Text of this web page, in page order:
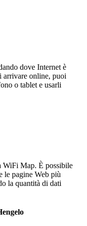
dove Internet è
arrivare online, puoi
o tablet e usarli
WiFi Map. È possibile
le pagine Web più
la quantità di dati